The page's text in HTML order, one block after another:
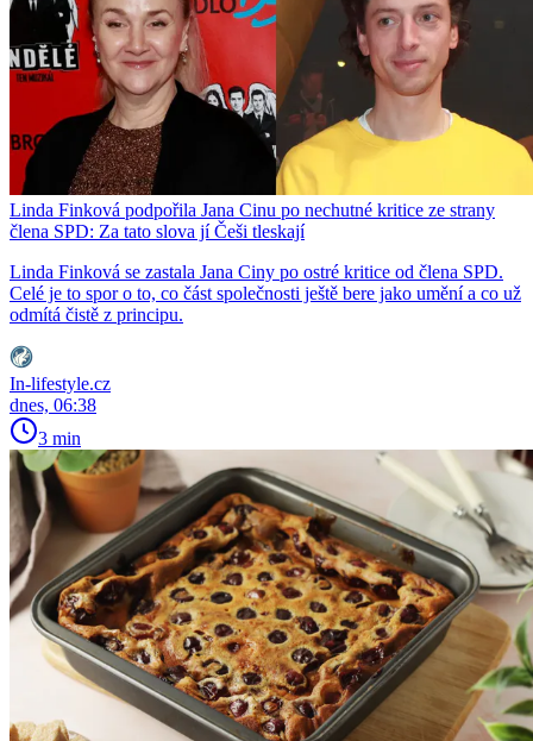
Linda Finková podpořila Jana Cinu po nechutné kritice ze strany
člena SPD: Za tato slova jí Češi tleskají
Linda Finková se zastala Jana Ciny po ostré kritice od člena SPD.
Celé je to spor o to, co část společnosti ještě bere jako umění a co už
odmítá čistě z principu.
In-lifestyle.cz
dnes, 06:38
3 min